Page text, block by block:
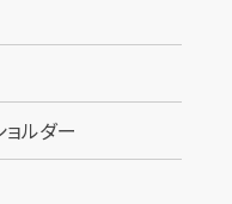
ョルダー